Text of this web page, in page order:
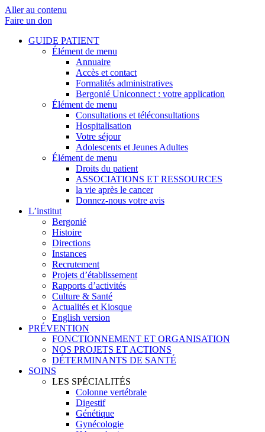
Aller au contenu
Faire un don
GUIDE PATIENT
Élément de menu
Annuaire
Accès et contact
Formalités administratives
Bergonié Uniconnect : votre application
Élément de menu
Consultations et téléconsultations
Hospitalisation
Votre séjour
Adolescents et Jeunes Adultes
Élément de menu
Droits du patient
ASSOCIATIONS ET RESSOURCES
la vie après le cancer
Donnez-nous votre avis
L’institut
Bergonié
Histoire
Directions
Instances
Recrutement
Projets d’établissement
Rapports d’activités
Culture & Santé
Actualités et Kiosque
English version
PRÉVENTION
FONCTIONNEMENT ET ORGANISATION
NOS PROJETS ET ACTIONS
DÉTERMINANTS DE SANTÉ
SOINS
LES SPÉCIALITÉS
Colonne vertébrale
Digestif
Génétique
Gynécologie